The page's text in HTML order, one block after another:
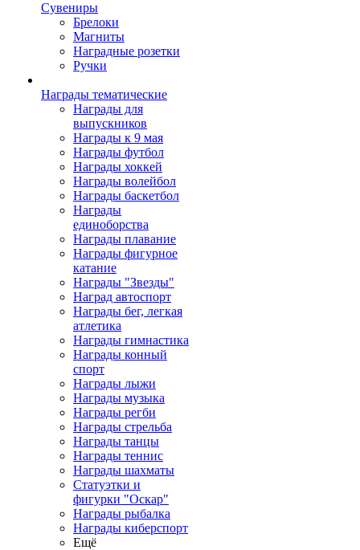
Сувениры
Брелоки
Магниты
Наградные розетки
Ручки
Награды тематические
Награды для
выпускников
Награды к 9 мая
Награды футбол
Награды хоккей
Награды волейбол
Награды баскетбол
Награды
единоборства
Награды плавание
Награды фигурное
катание
Награды "Звезды"
Наград автоспорт
Награды бег, легкая
атлетика
Награды гимнастика
Награды конный
спорт
Награды лыжи
Награды музыка
Награды регби
Награды стрельба
Награды танцы
Награды теннис
Награды шахматы
Статуэтки и
фигурки "Оскар"
Награды рыбалка
Награды киберспорт
Ещё